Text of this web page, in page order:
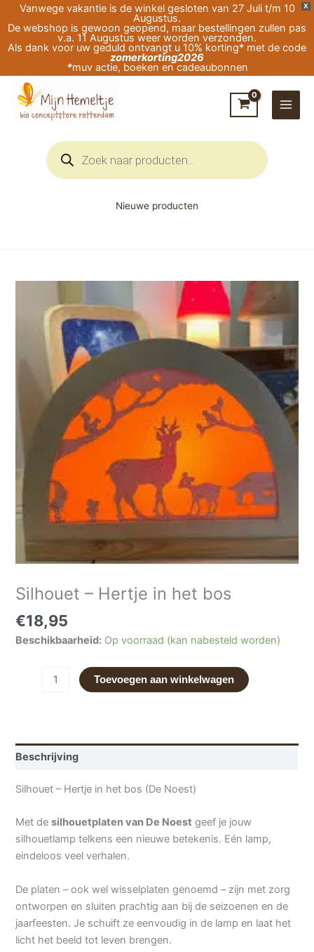
X
Vanwege vakantie is de winkel gesloten van 27 Juli t/m 10
Augustus.
De webshop is gewoon geopend, maar bestellingen zullen pas
v.a. 11 Augustus weer worden verzonden.
Als dank voor uw geduld ontvangt u 10% korting* met de code
zomerkorting2026
*muv actie, boeken en cadeaubonnen
naar
de
Producten
zoeken
Nieuwe producten
Silhouet – Hertje in het bos
€18,95
Beschikbaarheid: Op voorraad (kan nabesteld worden)
Toevoegen aan winkelwagen
Beschrijving
Silhouet – Hertje in het bos (De Noest)
Met desilhouetplaten van De Noest geef je jouw
silhouetlamp telkens een nieuwe betekenis. Eén lamp,
eindeloos veel verhalen.
De platen – ook wel wisselplaten genoemd – zijn met zorg
ontworpen en sluiten prachtig aan bij de seizoenen en de
jaarfeesten. Je schuift ze eenvoudig in de lamp en laat het
licht het beeld tot leven brengen.